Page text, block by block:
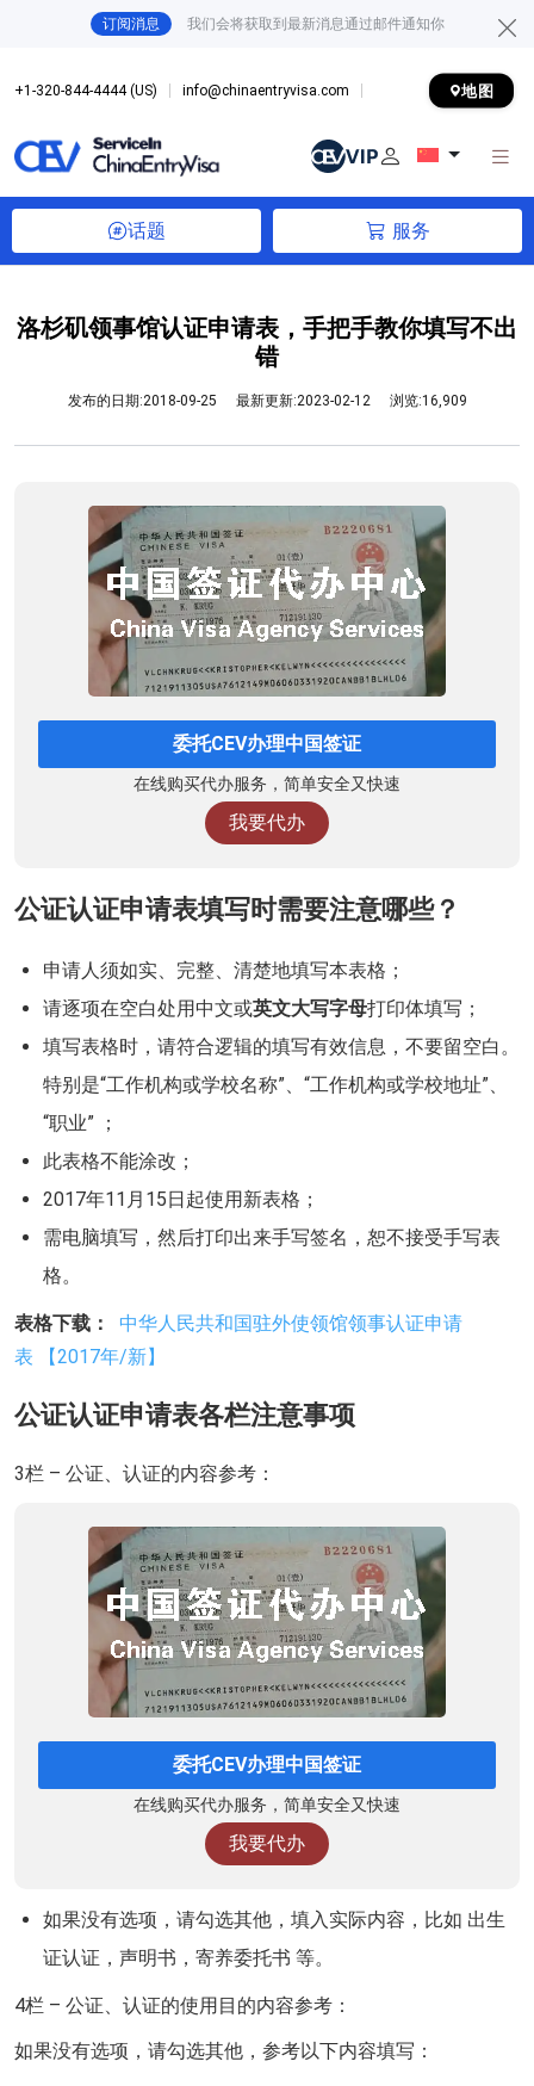
订阅消息 我们会将获取到最新消息通过邮件通知你
+1-320-844-4444 (US) info@chinaentryvisa.com 地图
话题 服务
洛杉矶领事馆认证申请表，手把手教你填写不出
错
发布的日期:2018-09-25 最新更新:2023-02-12 浏览:16,909
委托CEV办理中国签证
在线购买代办服务，简单安全又快速
我要代办
公证认证申请表填写时需要注意哪些？
申请人须如实、完整、清楚地填写本表格；
请逐项在空白处用中文或英文大写字母打印体填写；
填写表格时，请符合逻辑的填写有效信息，不要留空白。
特别是“工作机构或学校名称”、“工作机构或学校地址”、
“职业” ；
此表格不能涂改；
2017年11月15日起使用新表格；
需电脑填写，然后打印出来手写签名，恕不接受手写表
格。
表格下载：
中华人民共和国驻外使领馆领事认证申请
表 【2017年/新】
公证认证申请表各栏注意事项
3栏 – 公证、认证的内容参考：
委托CEV办理中国签证
在线购买代办服务，简单安全又快速
我要代办
如果没有选项，请勾选其他，填入实际内容，比如 出生
证认证，声明书，寄养委托书 等。
4栏 – 公证、认证的使用目的内容参考：
如果没有选项，请勾选其他，参考以下内容填写：